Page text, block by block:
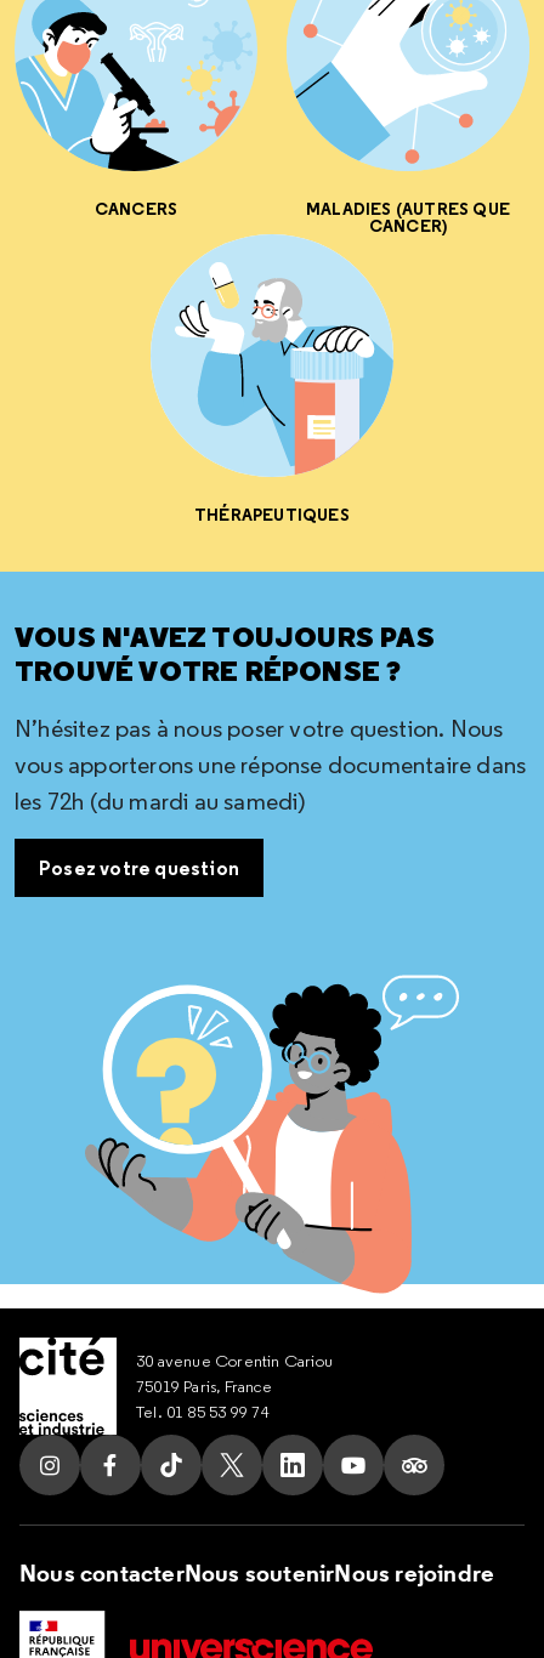
CANCERS MALADIES (AUTRES QUE
CANCER)
THÉRAPEUTIQUES
VOUS N'AVEZ TOUJOURS PAS
TROUVÉ VOTRE RÉPONSE ?
N’hésitez pas à nous poser votre question. Nous
vous apporterons une réponse documentaire dans
les 72h (du mardi au samedi)
Posez votre question
30 avenue Corentin Cariou
75019 Paris, France
Tel. 01 85 53 99 74
Suivez nous sur Instagram
Suivez nous sur Facebook
Suivez nous sur Tik Tok
Suivez nous sur X
Suivez nous sur LinkedIn
Suivez nous sur
Suivez nous
Nous contacterNous soutenirNous rejoindre